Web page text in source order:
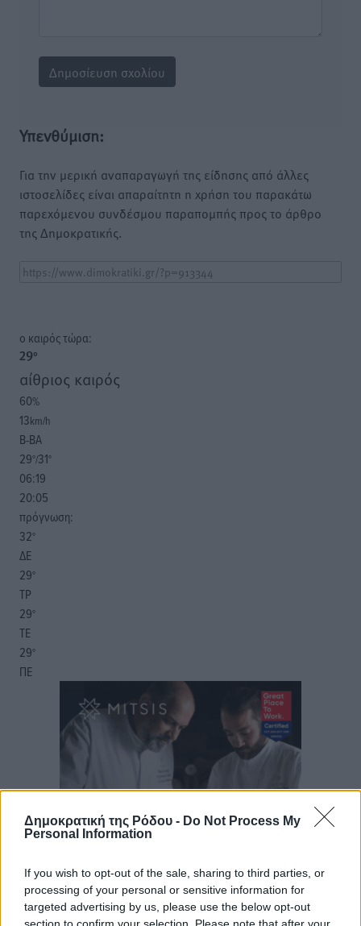
Δημοκρατική της Ρόδου - Do Not Process My
Personal Information
If you wish to opt-out of the sale, sharing to third parties, or
processing of your personal or sensitive information for
targeted advertising by us, please use the below opt-out
Υπενθύμιση:
Για την μερική αναπαραγωγή της είδησης από άλλες
ιστοσελίδες είναι απαραίτητη η χρήση του παρακάτω
παρεχόμενου συνδέσμου παραπομπής προς το άρθρο
της Δημοκρατικής.
o καιρός τώρα:
29°
αίθριος καιρός
60%
13km/h
Β-ΒΑ
29°/31°
06:19
20:05
πρόγνωση:
32°
ΔΕ
29°
ΤΡ
29°
ΤΕ
29°
ΠΕ